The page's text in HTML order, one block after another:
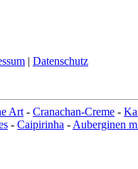
| Datenschutz
Art - Cranachan-Creme -
- Caipirinha - Auberginen